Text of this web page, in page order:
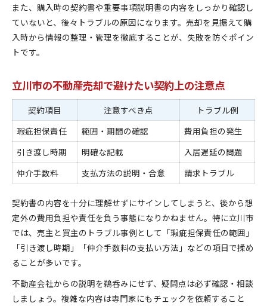
また、購入時の契約書や重要事項説明書の内容をしっかり確認し
ていないと、後々トラブルの原因になります。売却を見据えて購
入時から情報の整理・管理を徹底することが、失敗を防ぐポイン
トです。
立川市の不動産売却で避けたい契約上の注意点
契約項目 注意すべき点
トラブル例
瑕疵担保責任
範囲・期間の確認
費用負担の発生
引き渡し時期
明確な記載
入居遅延の問題
仲介手数料
支払方法の説明・合意 請求トラブル
契約書の内容を十分に理解せずにサインしてしまうと、後から想
定外の費用負担や責任を負う事態になりかねません。特に立川市
では、売主と買主のトラブル事例として「瑕疵担保責任の範囲」
「引き渡し時期」「仲介手数料の支払い方法」などの項目で揉め
ることが多いです。
不動産会社からの説明を鵜呑みにせず、疑問点は必ず確認・相談
しましょう。複雑な内容は専門家にもチェックを依頼すること